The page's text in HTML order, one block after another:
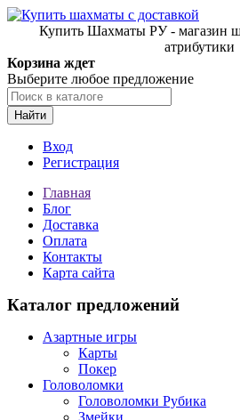
Купить Шахматы РУ - магазин
атрибутики
Корзина ждет
Выберите любое предложение
Найти
Вход
Регистрация
Главная
Блог
Доставка
Оплата
Контакты
Карта сайта
Каталог предложений
Азартные игры
Карты
Покер
Головоломки
Головоломки Рубика
Змейки